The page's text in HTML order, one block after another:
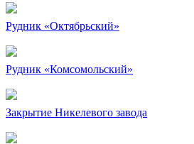
Рудник «Октябрьский»
Рудник «Комсомольский»
Закрытие Никелевого завода